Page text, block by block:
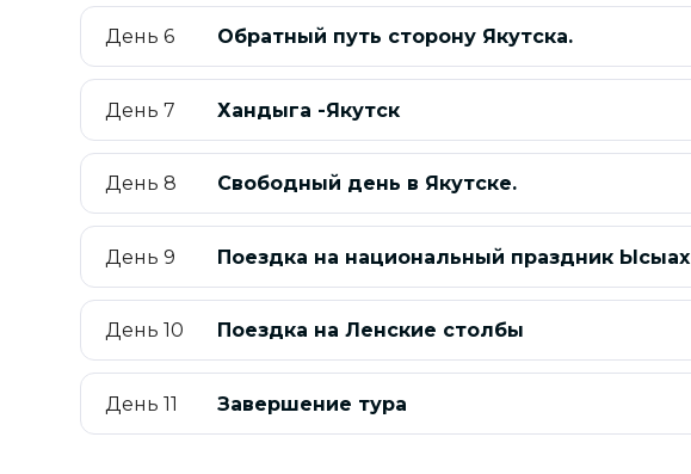
День 6 Обратный путь сторону Якутска.
День 7 Хандыга -Якутск
День 8 Свободный день в Якутске.
День 9 Поездка на национальный праздник Ысыах
День 10 Поездка на Ленские столбы
День 11 Завершение тура